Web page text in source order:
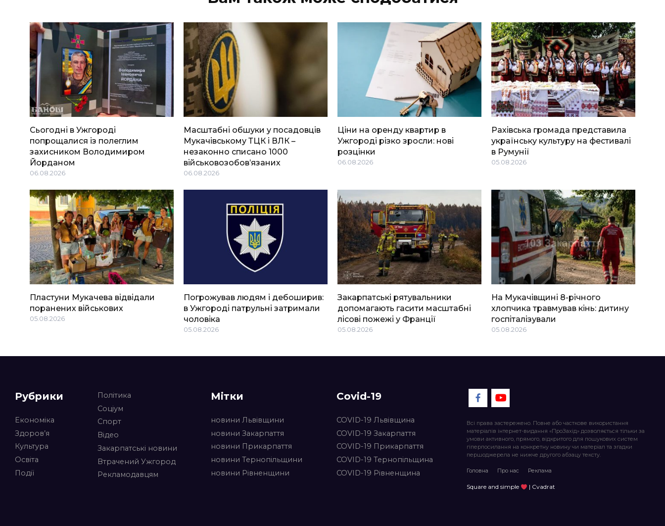
Сьогодні в Ужгороді
попрощалися із полеглим
захисником Володимиром
Йорданом
06.08.2026
Масштабні обшуки у посадовців
Мукачівському ТЦК і ВЛК –
незаконно списано 1000
військовозобов’язаних
06.08.2026
Ціни на оренду квартир в
Ужгороді різко зросли: нові
розцінки
06.08.2026
Рахівська громада представила
українську культуру на фестивалі
в Румунії
05.08.2026
Пластуни Мукачева відвідали
поранених військових
05.08.2026
Погрожував людям і дебоширив:
в Ужгороді патрульні затримали
чоловіка
05.08.2026
Закарпатські рятувальники
допомагають гасити масштабні
лісові пожежі у Франції
05.08.2026
На Мукачівщині 8-річного
хлопчика травмував кінь: дитину
госпіталізували
05.08.2026
Рубрики
Економіка
Здоров’я
Культура
Освіта
Події
Політика
Соціум
Спорт
Відео
Закарпатські новини
Втрачений Ужгород
Рекламодавцям
Мітки
новини Львівщини
новини Закарпаття
новини Прикарпаття
новини Тернопільщини
новини Рівненщини
Covid-19
COVID-19 Львівщина
COVID-19 Закарпаття
COVID-19 Прикарпаття
COVID-19 Тернопільщина
COVID-19 Рівненщина
Всі права застережено. Повне або часткове використання
матеріалів інтернет-видання «ПроЗахід» дозволяється тільки за
умови активного, прямого, відкритого для пошукових систем
гіперпосилання на конкретну новину чи матеріал та згадки
першоджерела не нижче другого абзацу тексту.
Головна Про нас Реклама
Square and simple | Cvadrat